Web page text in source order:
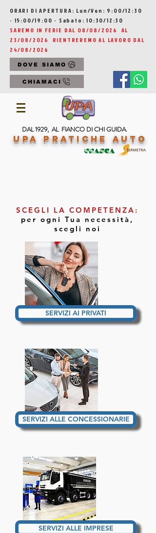
ORARI DI APERTURA: Lun/Ven: 9:00/12:30
- 15:00/19:00 - Sabato: 10:30/12:30
SAREMO IN FERIE DAL 08/08/2026 AL
23/08/2026 RIENTREREMO AL LAVORO DAL
24/08/2026
DOVE SIAMO
CHIAMACI
DAL 1929, AL FIANCO DI CHI GUIDA.
UPA Pratiche Auto
SCEGLI LA COMPETENZA:
per ogni Tua necessità,
scegli noi
SERVIZI AI PRIVATI
SERVIZI ALLE CONCESSIONARIE
SERVIZI ALLE IMPRESE